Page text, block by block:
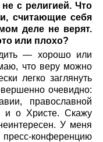
с религией. Что
считающие себя
деле не верят.
или плохо?
— хорошо или
что веру можно
легко заглянуть
очевидно:
православной
и о Христе. Скажу
У меня
конференцию